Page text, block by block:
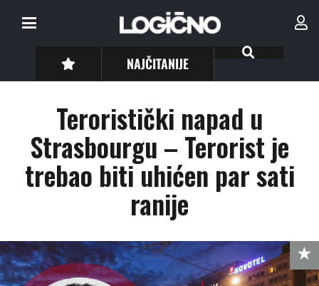
NAJČITANIJE
Teroristički napad u
Strasbourgu – Terorist je
trebao biti uhićen par sati
ranije